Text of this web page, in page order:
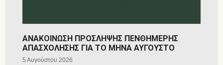
ΑΝΑΚΟΙΝΩΣΗ ΠΡΟΣΛΗΨΗΣ ΠΕΝΘΗΜΕΡΗΣ
ΑΠΑΣΧΟΛΗΣΗΣ ΓΙΑ ΤΟ ΜΗΝΑ ΑΥΓΟΥΣΤΟ
5 Αυγούστου 2026